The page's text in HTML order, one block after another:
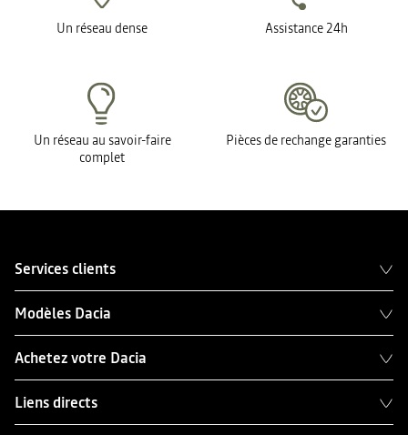
Un réseau dense Assistance 24h
Un réseau au savoir-faire
complet
Pièces de rechange garanties
Services clients
Modèles Dacia
Achetez votre Dacia
Liens directs